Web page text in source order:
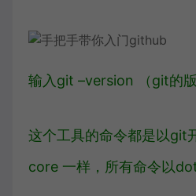
输入git –version （git的版
这个工具的命令都是以git
core 一样，所有命令以